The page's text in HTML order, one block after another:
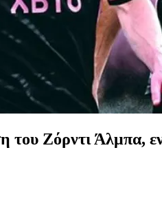
Ζόρντι Άλμπα,